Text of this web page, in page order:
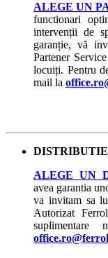
ALEGE UN
functionari
intervenții de
garanție, vă
Partener
locuiți. Pentru
mail la
DISTRIBUTIE
ALEGE UN
avea garantia
va invitam sa
Autorizat